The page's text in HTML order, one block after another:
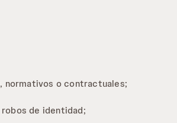
normativos o contractuales;
de identidad;